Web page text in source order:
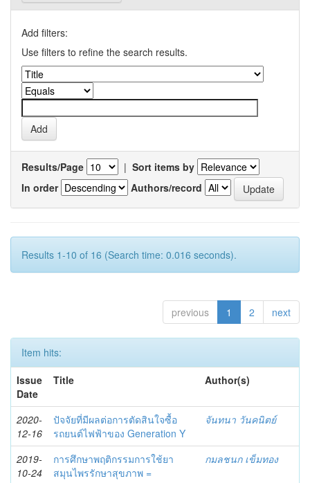
Add filters:
Use filters to refine the search results.
Results/Page | Sort items by
In order
Authors/record
Results 1-10 of 16 (Search time: 0.016 seconds).
previous 1 2 next
Item hits:
Issue
Date
Title Author(s)
2020-
12-16
ปัจจัยที่มีผลต่อการตัดสินใจซื้อ
รถยนต์ไฟฟ้าของ Generation Y
จันทนา วันคนิตย์
2019-
10-24
การศึกษาพฤติกรรมการใช้ยา
สมุนไพรรักษาสุขภาพ =
กมลชนก เข็มทอง